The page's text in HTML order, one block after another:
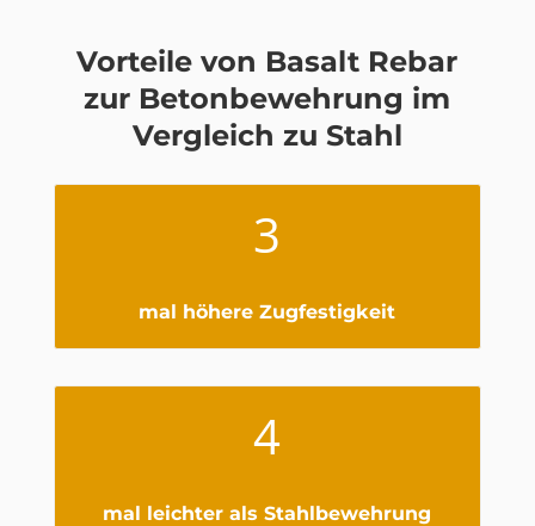
Vorteile von Basalt Rebar
zur Betonbewehrung im
Vergleich zu Stahl
3
mal höhere Zugfestigkeit
4
mal leichter als Stahlbewehrung